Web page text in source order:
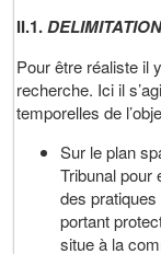
II.1.
Pour être réaliste il
recherche. Ici il
temporelles de
Sur le plan
Tribunal pour
des pratiques
portant
situe à la